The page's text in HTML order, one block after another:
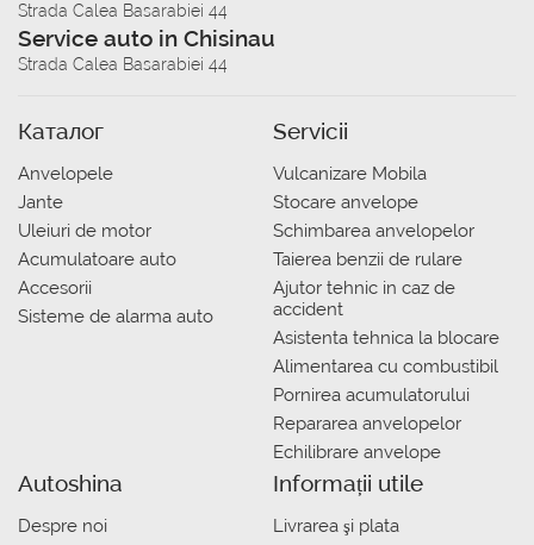
Strada Calea Basarabiei 44
Service auto in Chisinau
Strada Calea Basarabiei 44
Каталог
Anvelopele
Jante
Uleiuri de motor
Acumulatoare auto
Accesorii
Sisteme de alarma auto
Servicii
Vulcanizare Mobila
Stocare anvelope
Schimbarea anvelopelor
Taierea benzii de rulare
Ajutor tehnic in caz de
accident
Asistenta tehnica la blocare
Alimentarea cu combustibil
Pornirea acumulatorului
Repararea anvelopelor
Echilibrare anvelope
Autoshina
Despre noi
Informații utile
Livrarea şi plata